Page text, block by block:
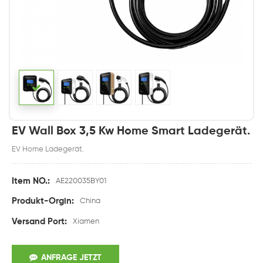
EV Wall Box 3,5 Kw Home Smart Ladegerät.
EV Home Ladegerät.
Item NO.: AE220035BY01
Produkt-Orgin: China
Versand Port: Xiamen
ANFRAGE JETZT